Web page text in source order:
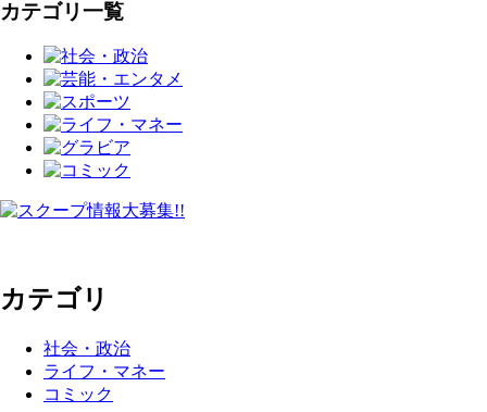
カテゴリ一覧
カテゴリ
社会・政治
ライフ・マネー
コミック